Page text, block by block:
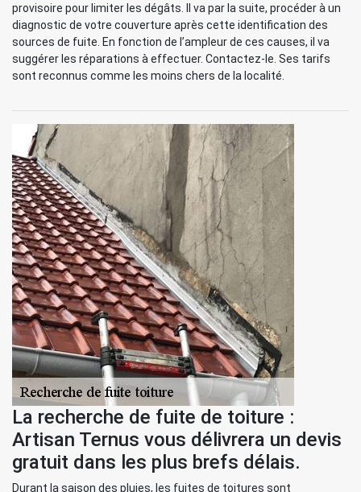
provisoire pour limiter les dégâts. Il va par la suite, procéder à un
diagnostic de votre couverture après cette identification des
sources de fuite. En fonction de l’ampleur de ces causes, il va
suggérer les réparations à effectuer. Contactez-le. Ses tarifs
sont reconnus comme les moins chers de la localité.
La recherche de fuite de toiture :
Artisan Ternus vous délivrera un devis
gratuit dans les plus brefs délais.
Durant la saison des pluies, les fuites de toitures sont